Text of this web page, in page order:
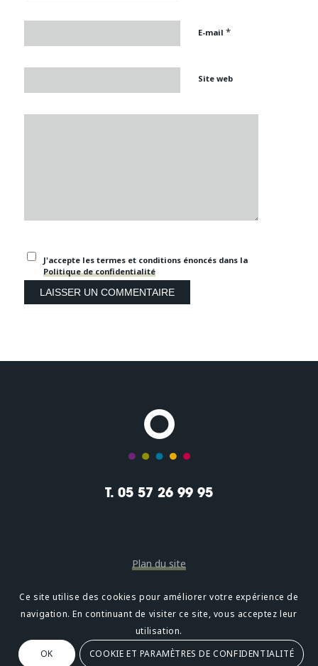
E-mail *
Site web
J'accepte les termes et conditions énoncés dans la
Politique de confidentialité
T. 05 57 26 99 95
Plan du site
Mentions légales
Confidentialité
Oméni2, avenue Léonard de Vinci 33600 PESSAC
Ce site utilise des cookies pour améliorer votre expérience de
navigation. En continuant de visiter ce site, vous acceptez leur
utilisation.
OK
COOKIE ET PARAMÈTRES DE CONFIDENTIALITÉ